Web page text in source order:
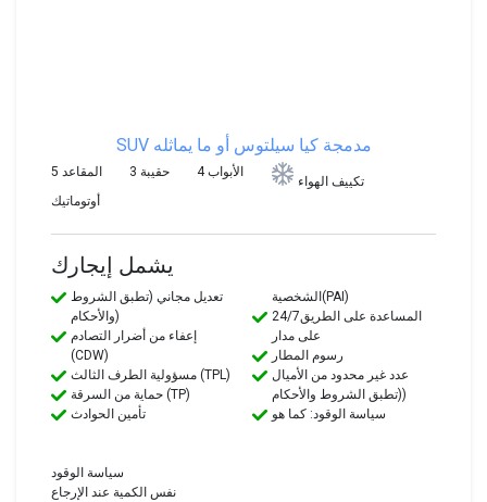
SUV مدمجةكيا سيلتوس أو ما يماثله
5 المقاعد 3 حقيبة 4 الأبواب
تكييف الهواء
أوتوماتيك
يشمل إيجارك
تعديل مجاني (تطبق الشروط
والأحكام)
إعفاء من أضرار التصادم
(CDW)
مسؤولية الطرف الثالث (TPL)
حماية من السرقة (TP)
تأمين الحوادث
الشخصية(PAI)
24/7المساعدة على الطريق
على مدار
رسوم المطار
عدد غير محدود من الأميال
(تطبق الشروط والأحكام)
سياسة الوقود: كما هو
سياسة الوقود
نفس الكمية عند الإرجاع